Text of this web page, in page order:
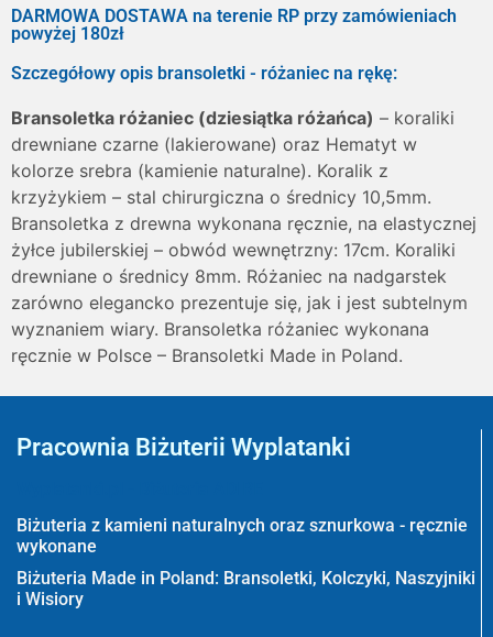
DARMOWA DOSTAWA na terenie RP przy zamówieniach
powyżej 180zł
Szczegółowy opis bransoletki - różaniec na rękę:
Bransoletka różaniec (dziesiątka różańca) – koraliki
drewniane czarne (lakierowane) oraz Hematyt w
kolorze srebra (kamienie naturalne). Koralik z
krzyżykiem – stal chirurgiczna o średnicy 10,5mm.
Bransoletka z drewna wykonana ręcznie, na elastycznej
żyłce jubilerskiej – obwód wewnętrzny: 17cm. Koraliki
drewniane o średnicy 8mm. Różaniec na nadgarstek
zarówno elegancko prezentuje się, jak i jest subtelnym
wyznaniem wiary. Bransoletka różaniec wykonana
ręcznie w Polsce – Bransoletki Made in Poland.
Pracownia Biżuterii Wyplatanki
Biżuteria z kamieni naturalnych oraz sznurkowa - ręcznie
wykonane
Biżuteria Made in Poland: Bransoletki, Kolczyki, Naszyjniki
i Wisiory